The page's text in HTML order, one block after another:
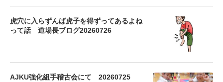
虎穴に入らずんば虎子を得ずってあるよね
って話 道場長ブログ20260726
AJKU強化組手稽古会にて 20260725